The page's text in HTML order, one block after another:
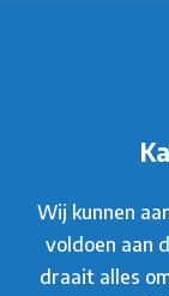
Wij kunnen
voldoen aan
draait alles